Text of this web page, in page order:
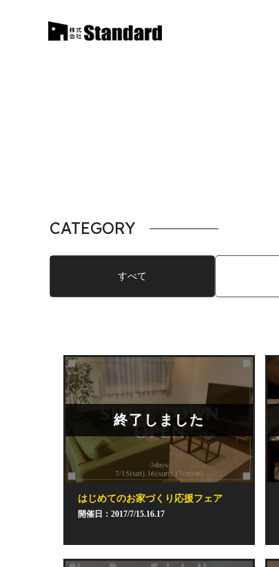
CATEGORY
すべて
終了しました
はじめてのお家づくり応援フェア
開催日：2017/7/15.16.17